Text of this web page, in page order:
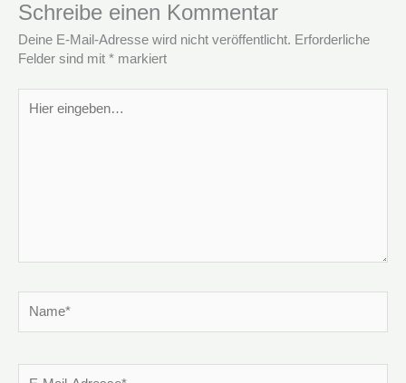
Schreibe einen Kommentar
Deine E-Mail-Adresse wird nicht veröffentlicht. Erforderliche
Felder sind mit * markiert
eingeben…